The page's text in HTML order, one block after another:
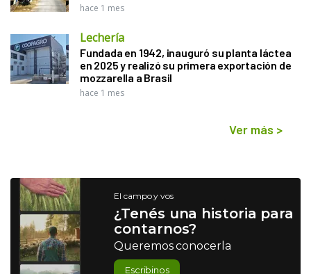
hace 1 mes
Lechería
Fundada en 1942, inauguró su planta láctea
en 2025 y realizó su primera exportación de
mozzarella a Brasil
hace 1 mes
Ver más >
El campo y vos
¿Tenés una historia para
contarnos?
Queremos conocerla
Escribinos